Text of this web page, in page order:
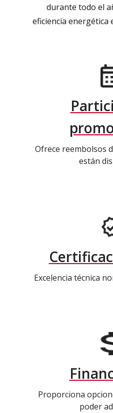
durante todo el
eficiencia energética
Ofrece reembolsos
están
Excelencia técnica
Proporciona
poder